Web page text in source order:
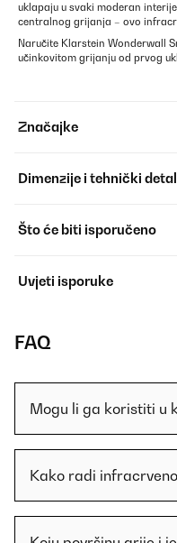
uklapaju u svaki moderan
centralnog grijanja – ovo
Naručite Klarstein Wonderwall
učinkovitom grijanju od prvog
Značajke
Dimenzije i tehnički
Što će biti isporučeno
Uvjeti isporuke
FAQ
Mogu li ga koristiti u
Kako radi